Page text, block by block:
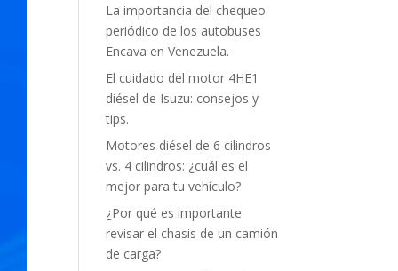
La importancia del chequeo
periódico de los autobuses
Encava en Venezuela.
El cuidado del motor 4HE1
diésel de Isuzu: consejos y
tips.
Motores diésel de 6 cilindros
vs. 4 cilindros: ¿cuál es el
mejor para tu vehículo?
¿Por qué es importante
revisar el chasis de un camión
de carga?